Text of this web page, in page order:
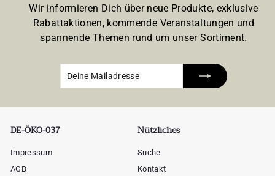
Wir informieren Dich über neue Produkte, exklusive
Rabattaktionen, kommende Veranstaltungen und
spannende Themen rund um unser Sortiment.
DE-ÖKO-037
Impressum
AGB
Nützliches
Suche
Kontakt